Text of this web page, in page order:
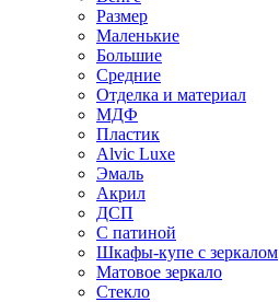
Размер
Маленькие
Большие
Средние
Отделка и материал
МДФ
Пластик
Alvic Luxe
Эмаль
Акрил
ДСП
С патиной
Шкафы-купе с зеркалом
Матовое зеркало
Стекло